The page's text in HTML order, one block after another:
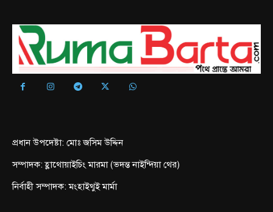
প্রধান উপদেষ্টা: মোঃ জসিম উদ্দিন
সম্পাদক: হ্লাথোয়াইচিং মারমা (ভদন্ত নাইন্দিয়া থের)
নির্বাহী সম্পাদক: মংহাইথুই মার্মা